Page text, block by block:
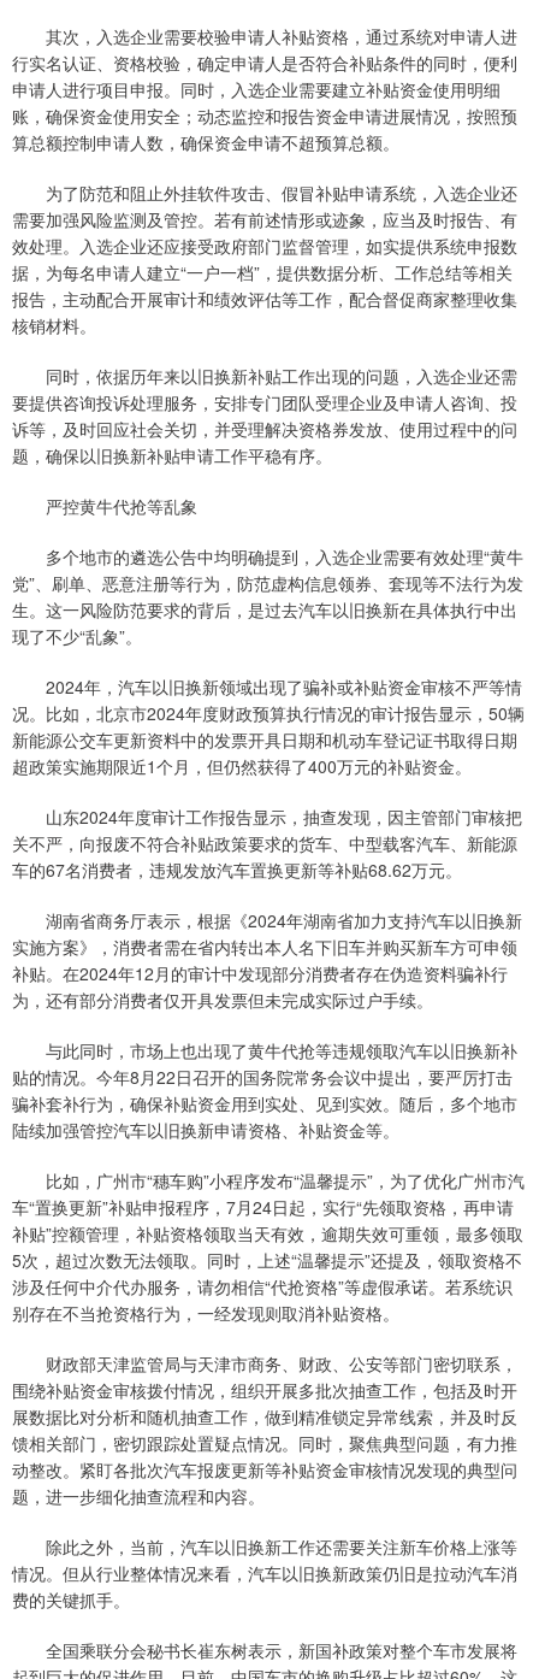
其次，入选企业需要校验申请人补贴资格，通过系统对申请人进
行实名认证、资格校验，确定申请人是否符合补贴条件的同时，便利
申请人进行项目申报。同时，入选企业需要建立补贴资金使用明细
账，确保资金使用安全；动态监控和报告资金申请进展情况，按照预
算总额控制申请人数，确保资金申请不超预算总额。
为了防范和阻止外挂软件攻击、假冒补贴申请系统，入选企业还
需要加强风险监测及管控。若有前述情形或迹象，应当及时报告、有
效处理。入选企业还应接受政府部门监督管理，如实提供系统申报数
据，为每名申请人建立“一户一档”，提供数据分析、工作总结等相关
报告，主动配合开展审计和绩效评估等工作，配合督促商家整理收集
核销材料。
同时，依据历年来以旧换新补贴工作出现的问题，入选企业还需
要提供咨询投诉处理服务，安排专门团队受理企业及申请人咨询、投
诉等，及时回应社会关切，并受理解决资格券发放、使用过程中的问
题，确保以旧换新补贴申请工作平稳有序。
严控黄牛代抢等乱象
多个地市的遴选公告中均明确提到，入选企业需要有效处理“黄牛
党”、刷单、恶意注册等行为，防范虚构信息领券、套现等不法行为发
生。这一风险防范要求的背后，是过去汽车以旧换新在具体执行中出
现了不少“乱象”。
2024年，汽车以旧换新领域出现了骗补或补贴资金审核不严等情
况。比如，北京市2024年度财政预算执行情况的审计报告显示，50辆
新能源公交车更新资料中的发票开具日期和机动车登记证书取得日期
超政策实施期限近1个月，但仍然获得了400万元的补贴资金。
山东2024年度审计工作报告显示，抽查发现，因主管部门审核把
关不严，向报废不符合补贴政策要求的货车、中型载客汽车、新能源
车的67名消费者，违规发放汽车置换更新等补贴68.62万元。
湖南省商务厅表示，根据《2024年湖南省加力支持汽车以旧换新
实施方案》，消费者需在省内转出本人名下旧车并购买新车方可申领
补贴。在2024年12月的审计中发现部分消费者存在伪造资料骗补行
为，还有部分消费者仅开具发票但未完成实际过户手续。
与此同时，市场上也出现了黄牛代抢等违规领取汽车以旧换新补
贴的情况。今年8月22日召开的国务院常务会议中提出，要严厉打击
骗补套补行为，确保补贴资金用到实处、见到实效。随后，多个地市
陆续加强管控汽车以旧换新申请资格、补贴资金等。
比如，广州市“穗车购”小程序发布“温馨提示”，为了优化广州市汽
车“置换更新”补贴申报程序，7月24日起，实行“先领取资格，再申请
补贴”控额管理，补贴资格领取当天有效，逾期失效可重领，最多领取
5次，超过次数无法领取。同时，上述“温馨提示”还提及，领取资格不
涉及任何中介代办服务，请勿相信“代抢资格”等虚假承诺。若系统识
别存在不当抢资格行为，一经发现则取消补贴资格。
财政部天津监管局与天津市商务、财政、公安等部门密切联系，
围绕补贴资金审核拨付情况，组织开展多批次抽查工作，包括及时开
展数据比对分析和随机抽查工作，做到精准锁定异常线索，并及时反
馈相关部门，密切跟踪处置疑点情况。同时，聚焦典型问题，有力推
动整改。紧盯各批次汽车报废更新等补贴资金审核情况发现的典型问
题，进一步细化抽查流程和内容。
除此之外，当前，汽车以旧换新工作还需要关注新车价格上涨等
情况。但从行业整体情况来看，汽车以旧换新政策仍旧是拉动汽车消
费的关键抓手。
全国乘联分会秘书长崔东树表示，新国补政策对整个车市发展将